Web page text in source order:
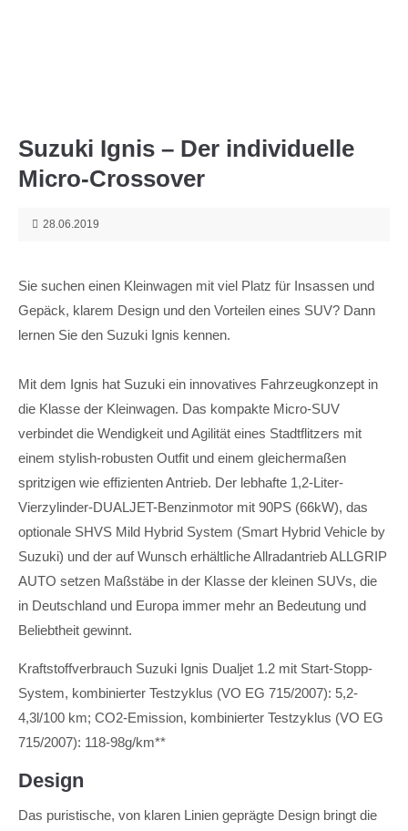
Suzuki Ignis – Der individuelle
Micro-Crossover
28.06.2019
Sie suchen einen Kleinwagen mit viel Platz für Insassen und
Gepäck, klarem Design und den Vorteilen eines SUV? Dann
lernen Sie den Suzuki Ignis kennen.
Mit dem Ignis hat Suzuki ein innovatives Fahrzeugkonzept in
die Klasse der Kleinwagen. Das kompakte Micro-SUV
verbindet die Wendigkeit und Agilität eines Stadtflitzers mit
einem stylish-robusten Outfit und einem gleichermaßen
spritzigen wie effizienten Antrieb. Der lebhafte 1,2-Liter-
Vierzylinder-DUALJET-Benzinmotor mit 90PS (66kW), das
optionale SHVS Mild Hybrid System (Smart Hybrid Vehicle by
Suzuki) und der auf Wunsch erhältliche Allradantrieb ALLGRIP
AUTO setzen Maßstäbe in der Klasse der kleinen SUVs, die
in Deutschland und Europa immer mehr an Bedeutung und
Beliebtheit gewinnt.
Kraftstoffverbrauch Suzuki Ignis Dualjet 1.2 mit Start-Stopp-
System, kombinierter Testzyklus (VO EG 715/2007): 5,2-
4,3l/100 km; CO2-Emission, kombinierter Testzyklus (VO EG
715/2007): 118-98g/km**
Design
Das puristische, von klaren Linien geprägte Design bringt die